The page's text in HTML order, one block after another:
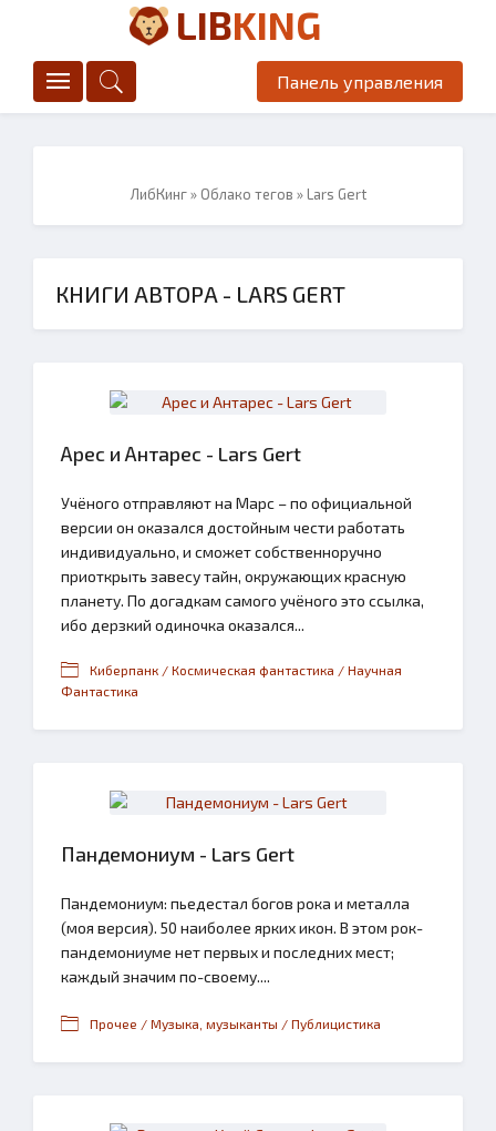
LIBKING
Панель управления
ЛибКинг» Облако тегов » Lars Gert
КНИГИ АВТОРА - LARS GERT
Арес и Антарес - Lars Gert
Учёного отправляют на Марс – по официальной
версии он оказался достойным чести работать
индивидуально, и сможет собственноручно
приоткрыть завесу тайн, окружающих красную
планету. По догадкам самого учёного это ссылка,
ибо дерзкий одиночка оказался...
Киберпанк / Космическая фантастика / Научная
Фантастика
Пандемониум - Lars Gert
Пандемониум: пьедестал богов рока и металла
(моя версия). 50 наиболее ярких икон. В этом рок-
пандемониуме нет первых и последних мест;
каждый значим по-своему....
Прочее / Музыка, музыканты / Публицистика